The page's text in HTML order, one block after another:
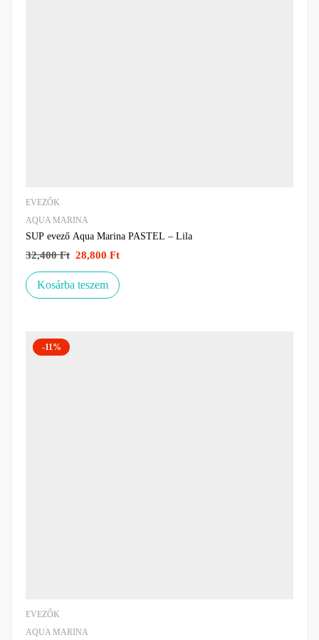
EVEZŐK
AQUA MARINA
SUP evező Aqua Marina PASTEL – Lila
32,400Ft 28,800 Ft
Kosárba teszem
-11%
EVEZŐK
AQUA MARINA